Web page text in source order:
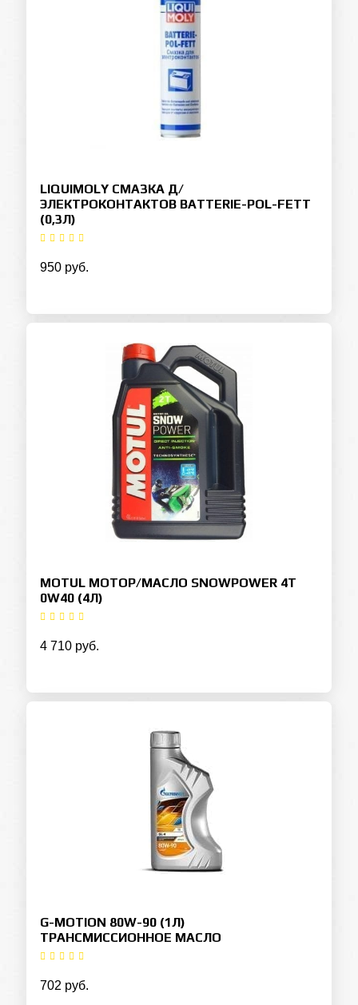
LIQUIMOLY СМАЗКА Д/
ЭЛЕКТРОКОНТАКТОВ BATTERIE-POL-FETT
(0,3Л)
950 руб.
MOTUL МОТОР/МАСЛО SNOWPOWER 4T
0W40 (4Л)
4 710 руб.
G-MOTION 80W-90 (1Л)
ТРАНСМИССИОННОЕ МАСЛО
702 руб.